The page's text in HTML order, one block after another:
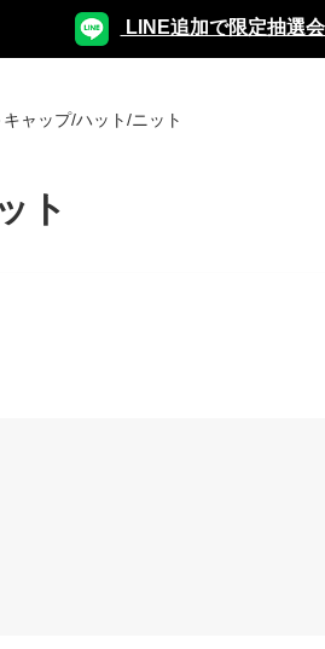
LINE追加で限定抽選
キャップ/ハット/ニット
ト